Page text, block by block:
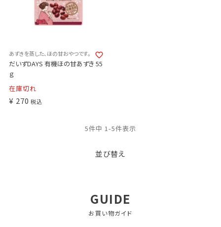
あずきを蒸した、ほの甘おやつです。
だいずDAYS 有機ほの甘あずき 55
ｇ
在庫切れ
¥ 270 税込
並び替え
5件中 1-5件表示
GUIDE
お買い物ガイド